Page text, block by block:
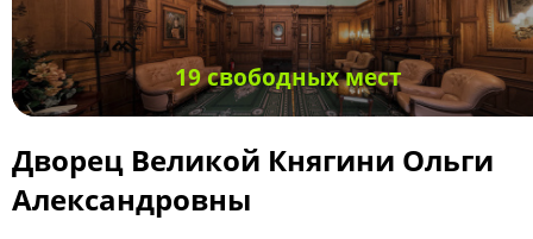
19 свободных мест
Дворец Великой Княгини Ольги
Александровны